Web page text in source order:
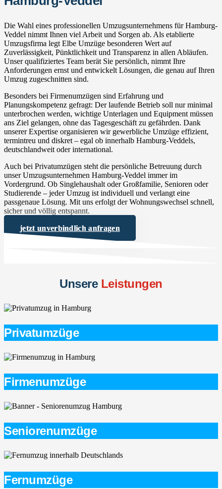
Die Wahl eines professionellen Umzugsunternehmens für Hamburg-
Veddel nimmt Ihnen viel Arbeit und Sorgen ab. Als etablierte
Umzugsfirma legt Elbe Umzüge besonderen Wert auf
Zuverlässigkeit, Pünktlichkeit und Transparenz in allen Abläufen.
Unser qualifiziertes Team berät Sie persönlich, nimmt Ihre
Anforderungen ernst und entwickelt Lösungen, die genau auf Ihren
Umzug zugeschnitten sind.
Besonders bei Firmenumzügen sind Erfahrung und
Planungskompetenz gefragt: Der laufende Betrieb soll nur minimal
unterbrochen werden, wichtige Unterlagen und Equipment müssen
ans Ziel gelangen, ohne das Tagesgeschäft zu gefährden. Dank
unserer Expertise organisieren wir gewerbliche Umzüge effizient,
termintreu und diskret – egal ob innerhalb Hamburg-Veddels,
deutschlandweit oder international.
Auch bei Privatumzügen steht die persönliche Betreuung durch
unser Umzugsunternehmen Hamburg-Veddel immer im
Vordergrund. Ob Singlehaushalt oder Großfamilie, Senioren oder
Studierende – jeder Umzug ist individuell und verlangt eine
passgenaue Lösung. Mit uns erfolgt der Wohnungswechsel schnell,
sicher und völlig entspannt.
jetzt unverbindlich anfragen
UnsereLeistungen
Privatumzüge
Firmenumzüge
Seniorenumzüge
Fernumzüge